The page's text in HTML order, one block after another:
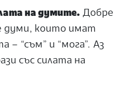
на думите. Добре
думи, които имат
– “съм” и “мога”. Аз
със силата на